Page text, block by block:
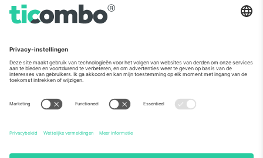
Regus Sofia City West, bul
Totleben 53-55, 1606 Sofia,
UAE Dubai Silicon Oasis, DDP
Building A1, Office 302, Dubai,
Mexico
Av Chapultepec 360, Roma
Norte, Cuauhtémoc, 06700
Ciudad de México, CDMX,
Mexico
De juridische entiteit van de aanbieder van het platform kan
domein. Kijk voor meer informatie op de specifieke pagina van het